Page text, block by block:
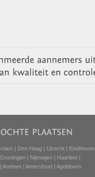
Den Haag Utrecht
Eindhoven
Groningen Nijmegen Haarlem
Arnhem Amersfoort Apeldoorn